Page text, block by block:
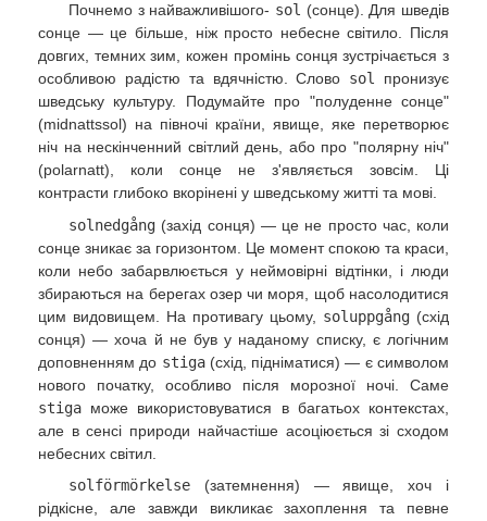
Почнемо з найважливішого- sol (сонце). Для шведів
сонце — це більше, ніж просто небесне світило. Після
довгих, темних зим, кожен промінь сонця зустрічається з
особливою радістю та вдячністю. Слово sol пронизує
шведську культуру. Подумайте про "полуденне сонце"
(midnattssol) на півночі країни, явище, яке перетворює
ніч на нескінченний світлий день, або про "полярну ніч"
(polarnatt), коли сонце не з'являється зовсім. Ці
контрасти глибоко вкорінені у шведському житті та мові.
solnedgång (захід сонця) — це не просто час, коли
сонце зникає за горизонтом. Це момент спокою та краси,
коли небо забарвлюється у неймовірні відтінки, і люди
збираються на берегах озер чи моря, щоб насолодитися
цим видовищем. На противагу цьому, soluppgång (схід
сонця) — хоча й не був у наданому списку, є логічним
доповненням до stiga(схід, підніматися) — є символом
нового початку, особливо після морозної ночі. Саме
stiga може використовуватися в багатьох контекстах,
але в сенсі природи найчастіше асоціюється зі сходом
небесних світил.
solförmörkelse (затемнення) — явище, хоч і
рідкісне, але завжди викликає захоплення та певне